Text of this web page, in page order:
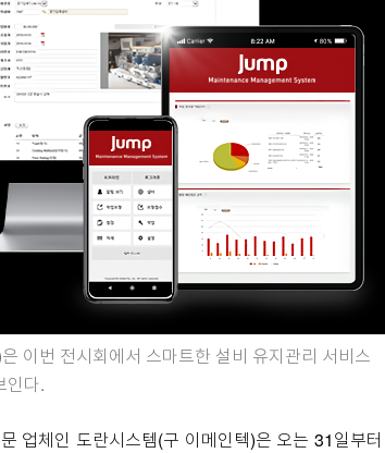
이번 전시회에서 스마트한 설비 유지관리 서비스
인다.
업체인 도란시스템(구 이메인텍)은 오는 31일부